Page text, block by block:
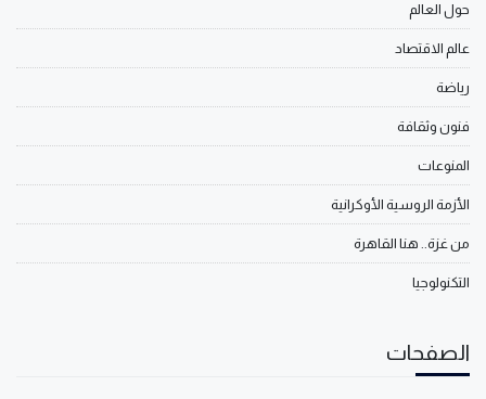
حول العالم
عالم الاقتصاد
رياضة
فنون وثقافة
المنوعات
الأزمة الروسية الأوكرانية
من غزة.. هنا القاهرة
التكنولوجيا
الصفحات